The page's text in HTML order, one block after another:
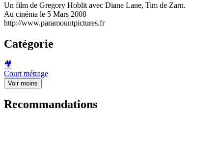
Un film de Gregory Hoblit avec Diane Lane, Tim de Zarn.
Au cinéma le 5 Mars 2008
http://www.paramountpictures.fr
Catégorie
🎥
Court métrage
Voir moins
Recommandations